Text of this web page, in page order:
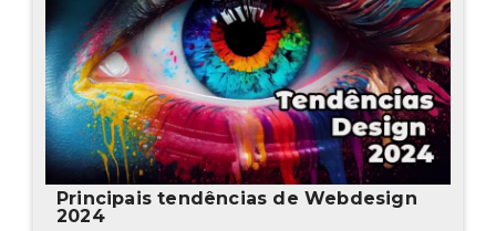
Principais tendências de Webdesign
2024